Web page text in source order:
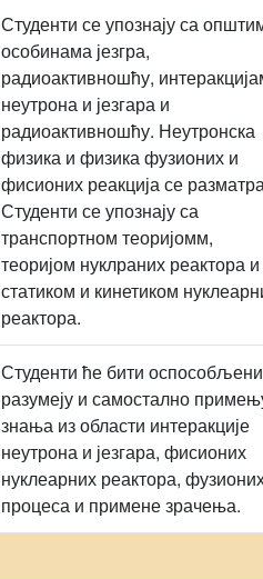
Студенти се упознају са
особинама језгра,
радиоактивношћу,
неутрона и језгара и
радиоактивношћу. Неутронска
физика и физика фузионих и
фисионих реакција се
Студенти се упознају са
транспортном теоријомм,
теоријом нуклраних реактора и
статиком и кинетиком
реактора.
Студенти ће бити
разумеју и самостално
знања из области интеракције
неутрона и језгара, фисионих
нуклеарних реактора,
процеса и примене зрачења.